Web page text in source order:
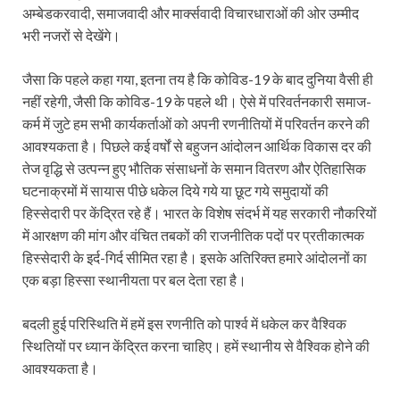
अम्बेडकरवादी, समाजवादी और मार्क्सवादी विचारधाराओं की ओर उम्मीद
भरी नजरों से देखेंगे।
जैसा कि पहले कहा गया, इतना तय है कि कोविड-19 के बाद दुनिया वैसी ही
नहीं रहेगी, जैसी कि कोविड-19 के पहले थी। ऐसे में परिवर्तनकारी समाज-
कर्म में जुटे हम सभी कार्यकर्ताओं को अपनी रणनीतियों में परिवर्तन करने की
आवश्यकता है। पिछले कई वर्षों से बहुजन आंदोलन आर्थिक विकास दर की
तेज वृद्धि से उत्पन्न हुए भौतिक संसाधनों के समान वितरण और ऐतिहासिक
घटनाक्रमों में सायास पीछे धकेल दिये गये या छूट गये समुदायों की
हिस्सेदारी पर केंद्रित रहे हैं। भारत के विशेष संदर्भ में यह सरकारी नौकरियों
में आरक्षण की मांग और वंचित तबकों की राजनीतिक पदों पर प्रतीकात्मक
हिस्सेदारी के इर्द-गिर्द सीमित रहा है। इसके अतिरिक्त हमारे आंदोलनों का
एक बड़ा हिस्सा स्थानीयता पर बल देता रहा है।
बदली हुई परिस्थिति में हमें इस रणनीति को पार्श्व में धकेल कर वैश्विक
स्थितियों पर ध्यान केंद्रित करना चाहिए। हमें स्थानीय से वैश्विक होने की
आवश्यकता है।